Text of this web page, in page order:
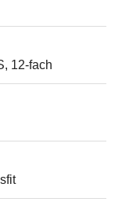
12-fach